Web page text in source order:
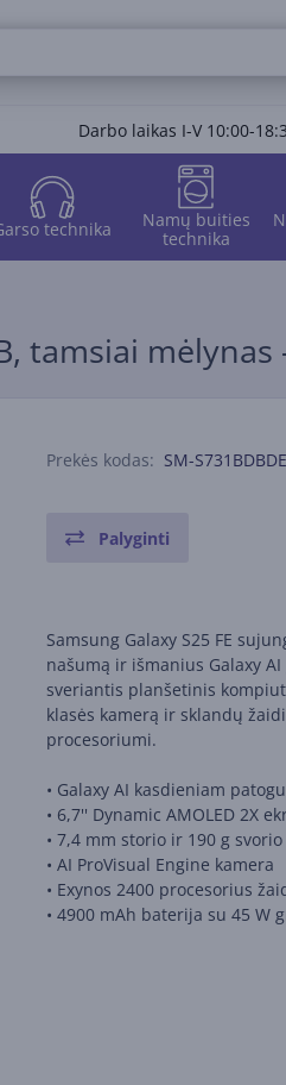
Darbo laikas I-V 10:00-
technika
Namų buities
technika
tamsiai
Prekės kodas: SM-
Palyginti
Samsung Galaxy S25 FE
našumą ir išmanius Galaxy
sveriantis planšetinis
klasės kamerą ir sklandų
procesoriumi.
• Galaxy AI kasdieniam
• 6,7'' Dynamic AMOLED 2X
• 7,4 mm storio ir 190 g svorio
• AI ProVisual Engine kamera
• Exynos 2400 procesorius
• 4900 mAh baterija su 45 W